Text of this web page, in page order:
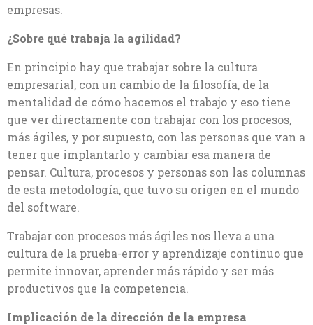
empresas.
¿Sobre qué trabaja la agilidad?
En principio hay que trabajar sobre la cultura
empresarial, con un cambio de la filosofía, de la
mentalidad de cómo hacemos el trabajo y eso tiene
que ver directamente con trabajar con los procesos,
más ágiles, y por supuesto, con las personas que van a
tener que implantarlo y cambiar esa manera de
pensar. Cultura, procesos y personas son las columnas
de esta metodología, que tuvo su origen en el mundo
del software.
Trabajar con procesos más ágiles nos lleva a una
cultura de la prueba-error y aprendizaje continuo que
permite innovar, aprender más rápido y ser más
productivos que la competencia.
Implicación de la dirección de la empresa